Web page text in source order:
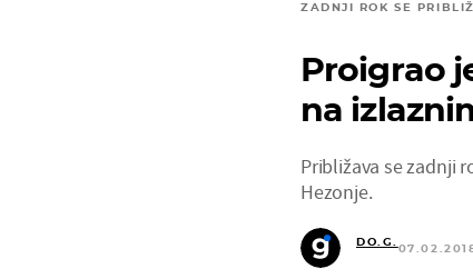
ZADNJI ROK SE
Proigrao
na
Približava se zadnji
Hezonje.
DO.G.